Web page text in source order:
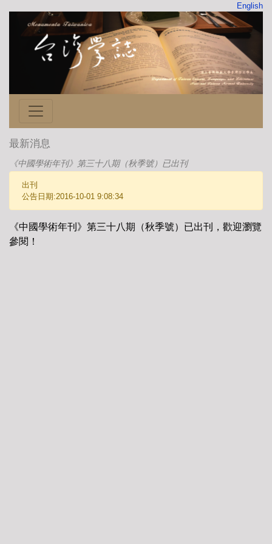
English
最新消息
《中國學術年刊》第三十八期（秋季號）已出刊
出刊
公告日期:2016-10-01 9:08:34
《中國學術年刊》第三十八期（秋季號）已出刊，歡迎瀏覽
參閱！